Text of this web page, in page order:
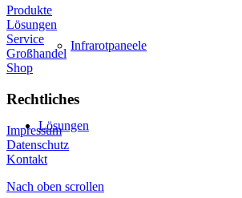
Infrarotpaneele
Lösungen
Produkte
Lösungen
Service
Großhandel
Shop
Rechtliches
Impressum
Datenschutz
Kontakt
Nach oben scrollen